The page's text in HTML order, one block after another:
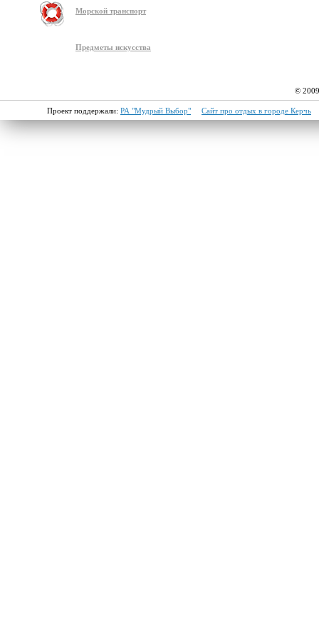
Морской транспорт
Предметы искусства
©
Проект поддержали: РА "Мудрый Выбор" Сайт про отдых в городе Керчь